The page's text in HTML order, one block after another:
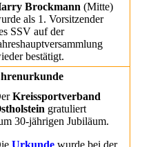
Brockmann (Mitte)
als 1. Vorsitzender
SSV auf der
bestätigt.
Kreissportverband
gratuliert
30-jährigen Jubiläum.